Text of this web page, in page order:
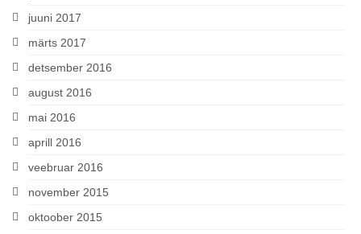
juuni 2017
märts 2017
detsember 2016
august 2016
mai 2016
aprill 2016
veebruar 2016
november 2015
oktoober 2015